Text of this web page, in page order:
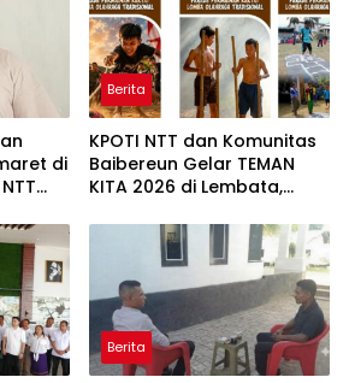
di
Berita
KPOTI NTT dan Komunitas
Baibereun Gelar TEMAN
KITA 2026 di Lembata,
Permainan Tradisional
Berita